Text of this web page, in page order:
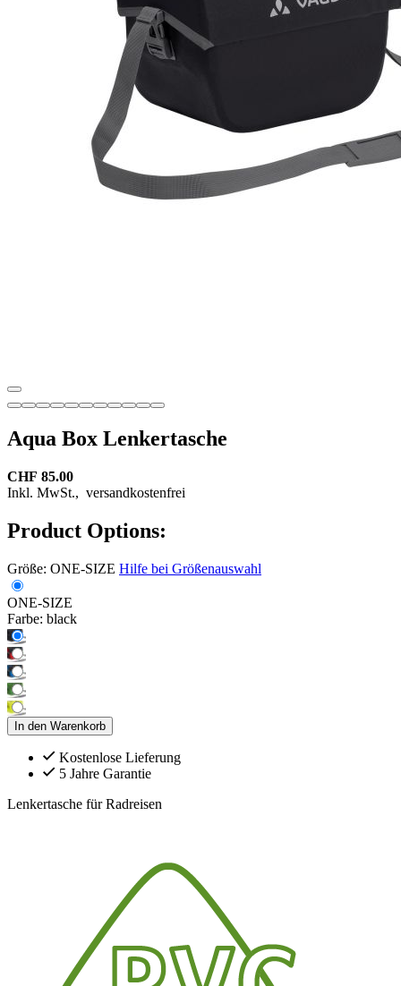
Aqua Box Lenkertasche
CHF 85.00
Inkl. MwSt., versandkostenfrei
Product Options:
Größe: ONE-SIZE Hilfe bei Größenauswahl
ONE-SIZE
Farbe: black
In den Warenkorb
Kostenlose Lieferung
5 Jahre Garantie
Lenkertasche für Radreisen